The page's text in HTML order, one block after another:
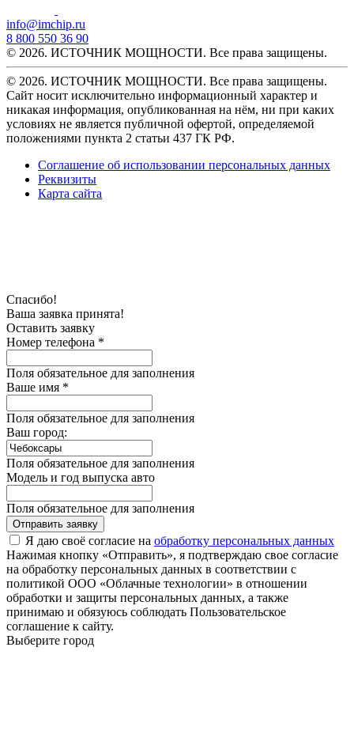
info@imchip.ru
8 800 550 36 90
© 2026. ИСТОЧНИК МОЩНОСТИ. Все права защищены.
© 2026. ИСТОЧНИК МОЩНОСТИ. Все права защищены.
Сайт носит исключительно информационный характер и
никакая информация, опубликованная на нём, ни при каких
условиях не является публичной офертой, определяемой
положениями пункта 2 статьи 437 ГК РФ.
Соглашение об использовании персональных данных
Реквизиты
Карта сайта
Спасибо!
Ваша заявка принята!
Оставить заявку
Номер телефона *
Поля обязательное для заполнения
Ваше имя *
Поля обязательное для заполнения
Ваш город:
Поля обязательное для заполнения
Модель и год выпуска авто
Поля обязательное для заполнения
Отправить заявку
Я даю своё согласие на обработку персональных данных
Нажимая кнопку «Отправить», я подтверждаю свое согласие
на обработку персональных данных в соответствии с
политикой ООО «Облачные технологии» в отношении
обработки и защиты персональных данных, а также
принимаю и обязуюсь соблюдать Пользовательское
соглашение к сайту.
Выберите город